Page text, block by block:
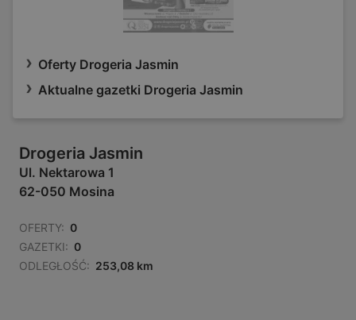
Oferty Drogeria Jasmin
Aktualne gazetki Drogeria Jasmin
Drogeria Jasmin
Ul. Nektarowa 1
62-050 Mosina
OFERTY: 0
GAZETKI: 0
ODLEGŁOŚĆ: 253,08 km